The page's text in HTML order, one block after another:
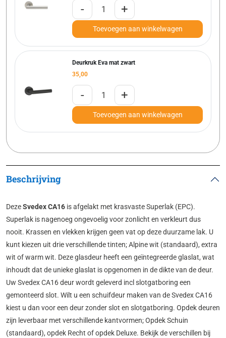
- +
Toevoegen aan winkelwagen
Deurkruk Eva mat zwart
35,00
- +
Toevoegen aan winkelwagen
Beschrijving
DezeSvedex CA16 is afgelakt met krasvaste Superlak (EPC).
Superlak is nagenoeg ongevoelig voor zonlicht en verkleurt dus
nooit. Krassen en vlekken krijgen geen vat op deze duurzame lak. U
kunt kiezen uit drie verschillende tinten; Alpine wit (standaard), extra
wit of warm wit. Deze glasdeur heeft een geïntegreerde glaslat, wat
inhoudt dat de unieke glaslat is opgenomen in de dikte van de deur.
Uw Svedex CA16 deur wordt geleverd incl slotgatboring een
gemonteerd slot. Wilt u een schuifdeur maken van de Svedex CA16
kiest u dan voor een deur zonder slot en slotgatboring. Opdek deuren
zijn leverbaar met verschillende kantvormen; Opdek Schuin
(standaard), opdek Recht of opdek Deluxe. Bekijk de verschillen bij